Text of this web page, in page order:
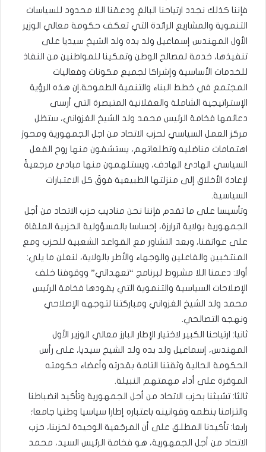
فإننا كذلك نجدد ارتياحنا البالغ ودعمَنا اللا محدود للسياسات
التنموية والمشاريع الرائدة التي تعكف حكومة معالي الوزير
الأول المهندس إسماعيل ولد بده ولد الشيخ سيديا على
تنفيذها، خدمة لمصالح الوطن وتمكينا للمواطنين من النفاذ
للخدمات الأساسية وإشراكا لجميع مكونات وفعاليات
المجتمع في خطط البناء والتنمية الطموحة.إن هذه الرؤية
الإستراتيجية الشاملة والعقلانية المتبصرة التي أرسى
دعائمها فخامة الرئيس محمد ولد الشيخ الغزواني، ستظل
مركز العمل السياسي لحزب الاتحاد من اجل الجمهورية ومحورَ
اهتمامات مناضليه وتطلعاتهم، يستشفون منها روح الفعل
السياسي الهادئ الهادف، ويستلهمون منها مبادئ مرجعيةً
لإعادة الأخلاق إلى منزلتها الطبيعية فوقَ كل الاعتبارات
السياسية.
وتأسيسا على ما تقدم فإننا نحن مناديب حزب الاتحاد من أجل
الجمهورية بولاية اترارزة، إحساسا بالمسؤولية الحزبية الملقاة
على عواتقنا، وبعد التشاور مع القواعد الشعبية للحزب ومع
المنتخبين والفاعلين والوجهاء والأطر بالولاية، لنعلن ما يلي:
أولا: دعمنا اللا مشروط لبرنامج “تعهداتي” ووقوفنا خلف
الإصلاحات السياسية والتنموية التي يقودها فخامة الرئيس
محمد ولد الشيخ الغزواني ومباركتنا لتوجهه الإصلاحي
ونهجه التصالحي.
ثانيا: ارتياحنا الكبير لاختيار الإطار البارز معالي الوزير الأول
المهندس، إسماعيل ولد بده ولد الشيخ سيديا، على رأس
الحكومة الحالية وثقتنا التامة بقدرته وأعضاء حكومته
الموقرة على أداء مهمتهم النبيلة.
ثالثا: تشبثنا بحزب الاتحاد من أجل الجمهورية وتأكيد انضباطنا
والتزامنا بنظمه وقوانينه باعتباره إطارا سياسيا وطنيا جامعا؛
رابعا: تأكيدنا المطلق على أن المرجَعية الوحيدة لحزبنا، حزب
الاتحاد من أجل الجمهورية، هو فخامة الرئيس السيد، محمد